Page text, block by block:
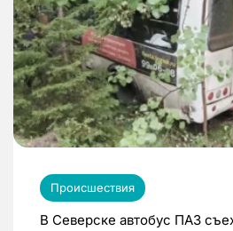
Происшествия
В Северске автобус ПАЗ